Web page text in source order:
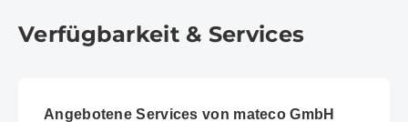
Verfügbarkeit & Services
Angebotene Services von mateco GmbH